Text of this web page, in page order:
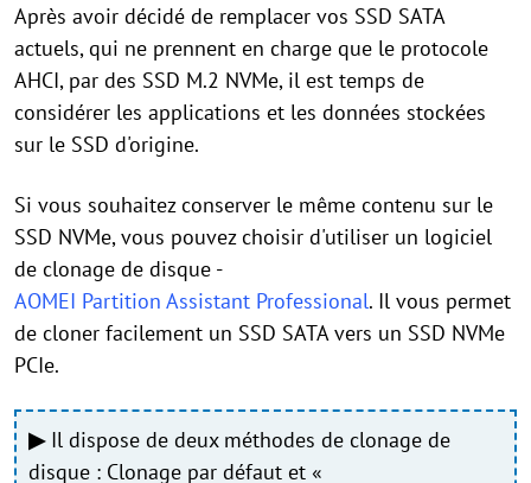
Après avoir décidé de remplacer vos SSD SATA
actuels, qui ne prennent en charge que le protocole
AHCI, par des SSD M.2 NVMe, il est temps de
considérer les applications et les données stockées
sur le SSD d'origine.
Si vous souhaitez conserver le même contenu sur le
SSD NVMe, vous pouvez choisir d'utiliser un logiciel
de clonage de disque -
AOMEI Partition Assistant Professional. Il vous permet
de cloner facilement un SSD SATA vers un SSD NVMe
PCIe.
▶Il dispose de deux méthodes de clonage de
disque : Clonage par défaut et «